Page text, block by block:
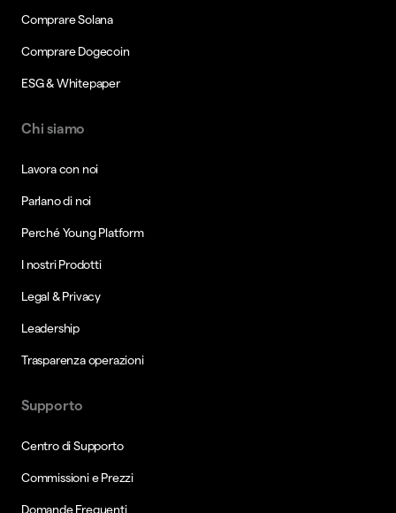
Comprare Solana
Comprare Dogecoin
ESG & Whitepaper
Chi siamo
Lavora con noi
Parlano di noi
Perché Young Platform
I nostri Prodotti
Legal & Privacy
Leadership
Trasparenza operazioni
Supporto
Centro di Supporto
Commissioni e Prezzi
Domande Frequenti